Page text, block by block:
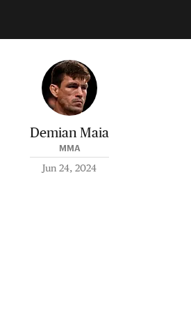
Demian Maia
MMA
Jun 24, 2024